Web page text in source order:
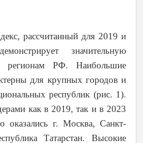
рассчитанный для 2019 и
значительную
регионам РФ. Наибольшие
для крупных городов и
республик (рис. 1).
как в 2019, так и в 2023
оказались г. Москва, Санкт-
Татарстан. Высокие